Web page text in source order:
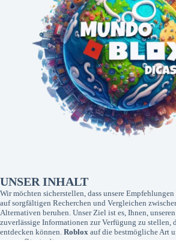
UNSER INHALT
Wir möchten sicherstellen, dass unsere
auf sorgfältigen Recherchen und Vergleichen
Alternativen beruhen. Unser Ziel ist es, Ihnen,
zuverlässige Informationen zur Verfügung zu stellen,
entdecken können. Roblox auf die bestmögliche Art